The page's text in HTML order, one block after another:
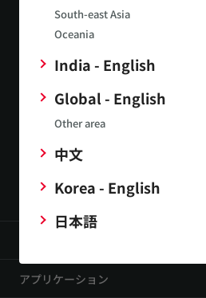
South-east Asia
Oceania
India - English
Global - English
Other area
中文
Korea - English
日本語
お問い合わせ
アプリケーション